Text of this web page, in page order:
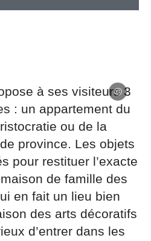
à ses visiteurs 3
: un appartement du
ou de la
province. Les objets
pour restituer l’exacte
de famille des
en fait un lieu bien
des arts décoratifs
d’entrer dans les
disposez d’un droit d’accès,
exercer en adressant une
ou
de la copie d’un titre
: Meurthe & Moselle
Jacques-Baudot CO 90019